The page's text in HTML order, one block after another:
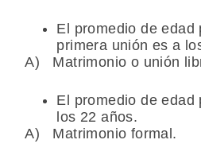
El promedio de edad
primera unión es a
A) Matrimonio o unión
El promedio de edad
los 22 años.
A) Matrimonio formal.